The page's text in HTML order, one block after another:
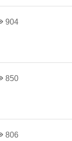
904
850
806